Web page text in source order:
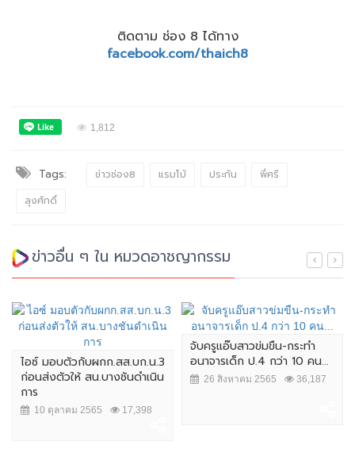
ติดตาม ช่อง 8 ได้ทาง
facebook.com/thaich8
1,812
Tags: ข่าวช่อง8 แรมโบ้ ประกัน
พี่ศรี
ลุงศักดิ์
ข่าวอื่น ๆ ใน หมวดอาชญากรรม
ไอซ์ มอบตัวกับผกก.สส.บก.น.3
ก่อนส่งตัวให้ สน.บางชันดำเนิน
การ
10 ตุลาคม 2565 17,398
จับครูแอ๊บสาวข่มขืน-กระทำ
อนาจารเด็ก ป.4 กว่า 10 คน...
26 สิงหาคม 2565 36,187